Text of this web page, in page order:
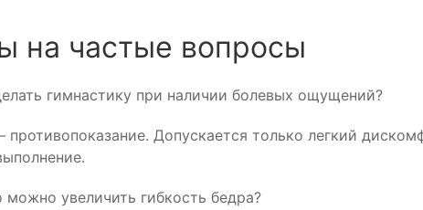
на частые вопросы
гимнастику при наличии болевых ощущений?
противопоказание. Допускается только легкий
увеличить гибкость бедра?